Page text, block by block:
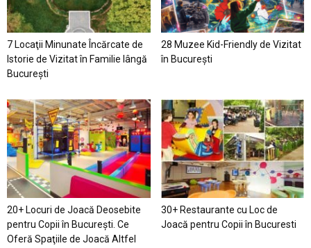
7 Locaţii Minunate Încărcate de
Istorie de Vizitat în Familie lângă
București
28 Muzee Kid-Friendly de Vizitat
în București
20+ Locuri de Joacă Deosebite
pentru Copii în Bucureşti. Ce
Oferă Spaţiile de Joacă Altfel
30+ Restaurante cu Loc de
Joacă pentru Copii în Bucuresti